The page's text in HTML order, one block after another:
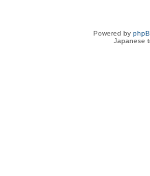
Powered by
Japanese